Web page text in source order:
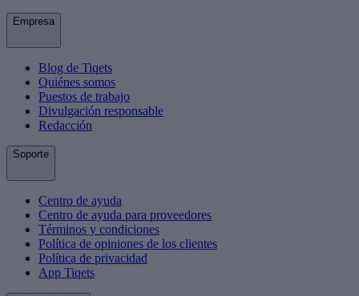
Empresa
Blog de Tiqets
Quiénes somos
Puestos de trabajo
Divulgación responsable
Redacción
Soporte
Centro de ayuda
Centro de ayuda para proveedores
Términos y condiciones
Política de opiniones de los clientes
Política de privacidad
App Tiqets